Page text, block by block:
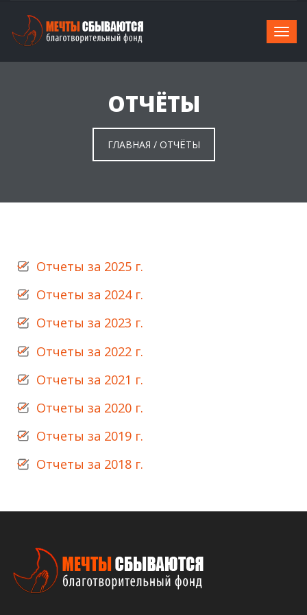
ОТЧЁТЫ
ГЛАВНАЯ / ОТЧЁТЫ
Отчеты за 2025 г.
Отчеты за 2024 г.
Отчеты за 2023 г.
Отчеты за 2022 г.
Отчеты за 2021 г.
Отчеты за 2020 г.
Отчеты за 2019 г.
Отчеты за 2018 г.